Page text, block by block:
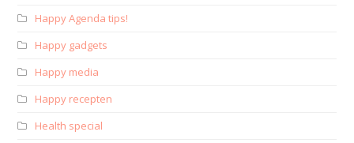
Happy Agenda tips!
Happy gadgets
Happy media
Happy recepten
Health special